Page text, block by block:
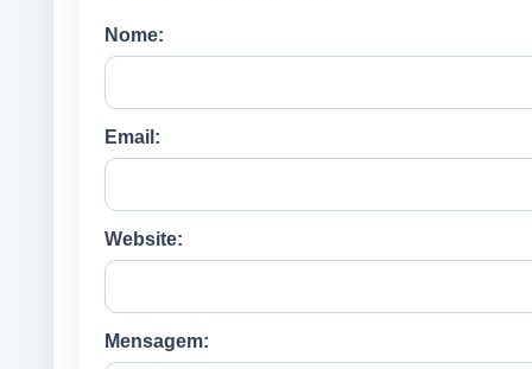
Nome:
Email:
Website:
Mensagem: